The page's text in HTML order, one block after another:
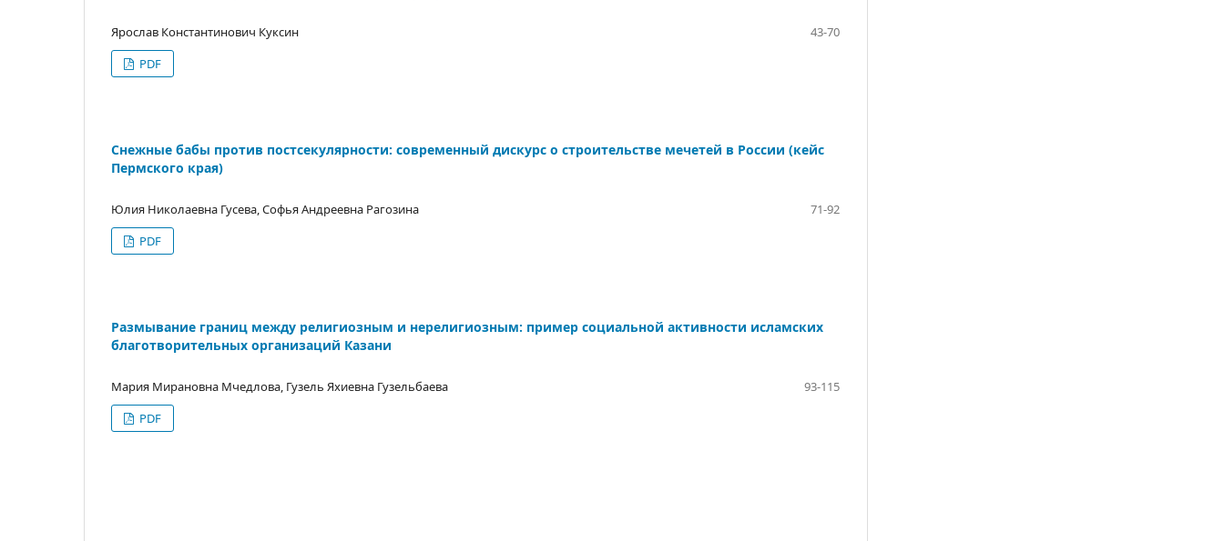
Ярослав Константинович Куксин
43-70
PDF
Снежные бабы против постсекулярности: современный дискурс о строительстве мечетей в России (кейс
Пермского края)
Юлия Николаевна Гусева, Софья Андреевна Рагозина
71-92
PDF
Размывание границ между религиозным и нерелигиозным: пример социальной активности исламских
благотворительных организаций Казани
Мария Мирановна Мчедлова, Гузель Яхиевна Гузельбаева
93-115
PDF